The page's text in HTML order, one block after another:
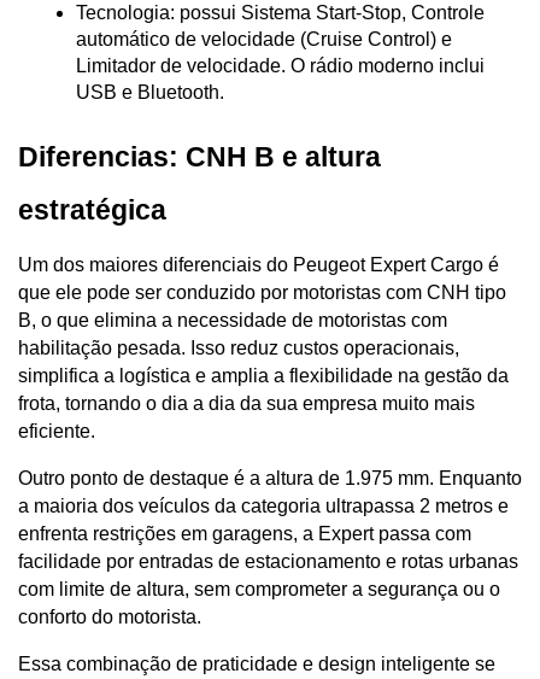
Tecnologia: possui Sistema Start-Stop, Controle
automático de velocidade (Cruise Control) e
Limitador de velocidade. O rádio moderno inclui
USB e Bluetooth.
Diferencias: CNH B e altura
estratégica
Um dos maiores diferenciais do Peugeot Expert Cargo é
que ele pode ser conduzido por motoristas com CNH tipo
B, o que elimina a necessidade de motoristas com
habilitação pesada. Isso reduz custos operacionais,
simplifica a logística e amplia a flexibilidade na gestão da
frota, tornando o dia a dia da sua empresa muito mais
eficiente.
Outro ponto de destaque é a altura de 1.975 mm. Enquanto
a maioria dos veículos da categoria ultrapassa 2 metros e
enfrenta restrições em garagens, a Expert passa com
facilidade por entradas de estacionamento e rotas urbanas
com limite de altura, sem comprometer a segurança ou o
conforto do motorista.
Essa combinação de praticidade e design inteligente se